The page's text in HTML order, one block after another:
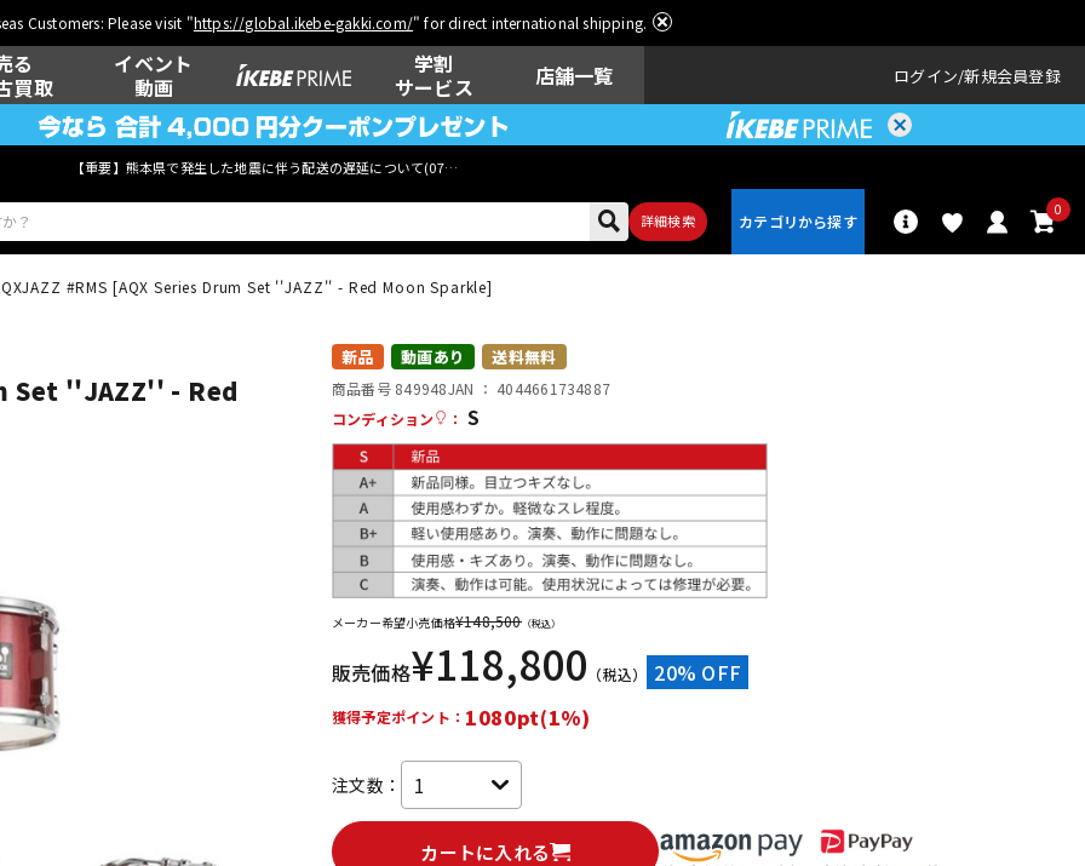
Customers: Please visit "https://global.ikebe-gakki.com/" for direct international shipping.
る
買取
イベント
動画
学割
サービス
店舗一覧 ログイン 新規会員登録
【重要】熊本県で発生した地震に伴う配送の遅延について(07月29日
詳細検索
0
ウクレレ
その他楽器
レコーディン
グ機器
配信/ライブ
機器
#RMS [AQX Series Drum Set ''JAZZ'' - Red Moon Sparkle]
Set ''JAZZ'' - Red
新品 動画あり 送料無料
商品番号 849948JAN ： 4044661734887
コンディション
： S
メーカー希望小売価格¥148,500（税込）
販売価格¥118,800 （税込） 20% OFF
獲得予定ポイント： 1080pt(1%)
注文数：
カートに入れる